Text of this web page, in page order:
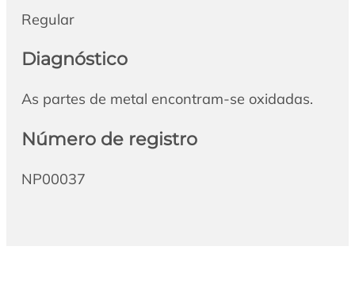
Regular
Diagnóstico
As partes de metal encontram-se oxidadas.
Número de registro
NP00037